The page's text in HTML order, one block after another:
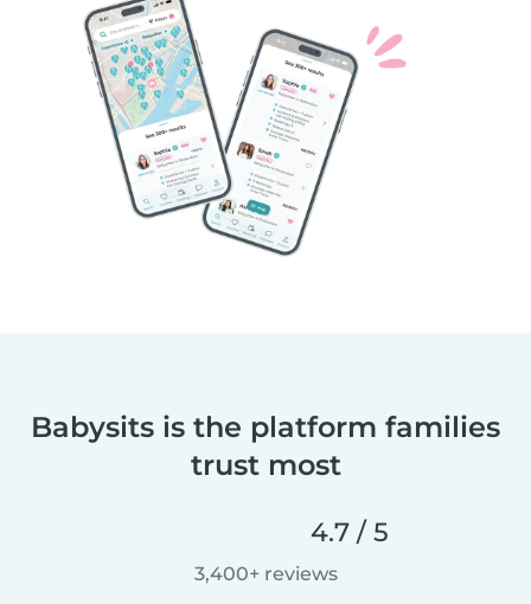
Babysits is the platform families
trust most
4.7 / 5
3,400+ reviews